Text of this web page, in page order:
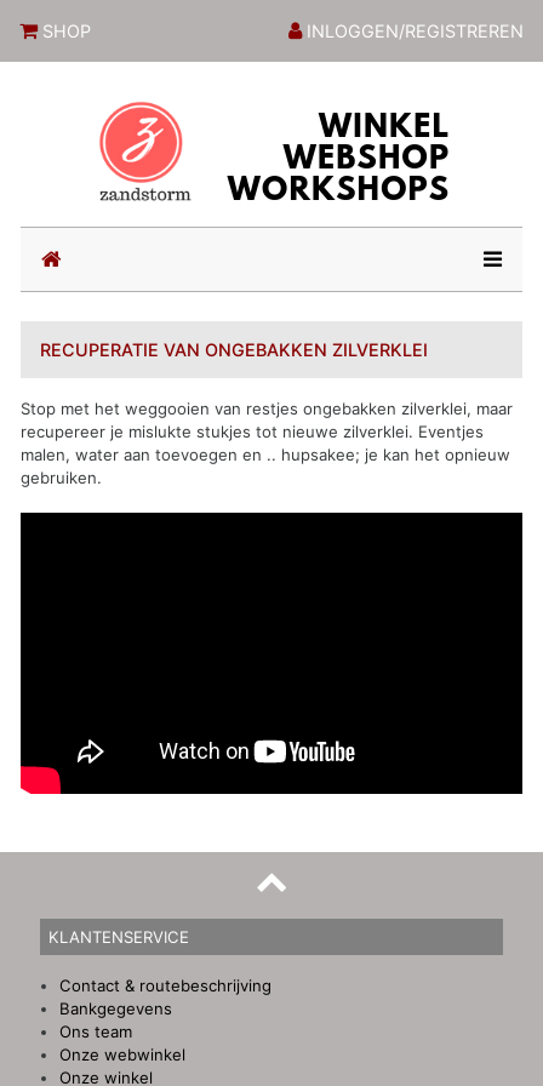
SHOP INLOGGEN/REGISTREREN
(current)
RECUPERATIE VAN ONGEBAKKEN ZILVERKLEI
Stop met het weggooien van restjes ongebakken zilverklei, maar
recupereer je mislukte stukjes tot nieuwe zilverklei. Eventjes
malen, water aan toevoegen en .. hupsakee; je kan het opnieuw
gebruiken.
KLANTENSERVICE
Contact & routebeschrijving
Bankgegevens
Ons team
Onze webwinkel
Onze winkel